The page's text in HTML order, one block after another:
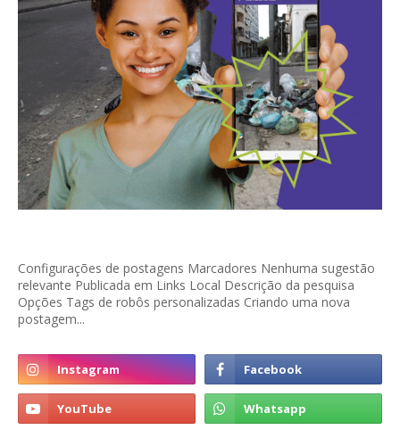
Configurações de postagens Marcadores Nenhuma sugestão
relevante Publicada em Links Local Descrição da pesquisa
Opções Tags de robôs personalizadas Criando uma nova
postagem...